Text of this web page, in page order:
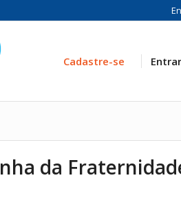
Cadastre-se Entrar
da